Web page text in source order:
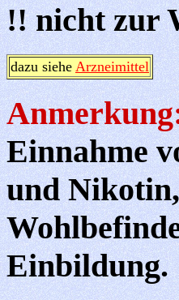
!! nicht zur
dazu siehe Arzneimittel
Einnahme
und
Einbildung.